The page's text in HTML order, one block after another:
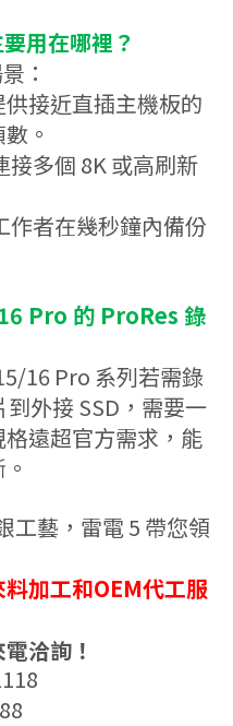
用在哪裡？
：
供接近直插主機板的
。
接多個 8K 或高刷新
作者在幾秒鐘內備份
Pro 的 ProRes 錄
16 Pro 系列若需錄
外接 SSD，需要一
遠超官方需求，能
工藝，雷電 5 帶您領
加工和OEM代工服
洽詢！